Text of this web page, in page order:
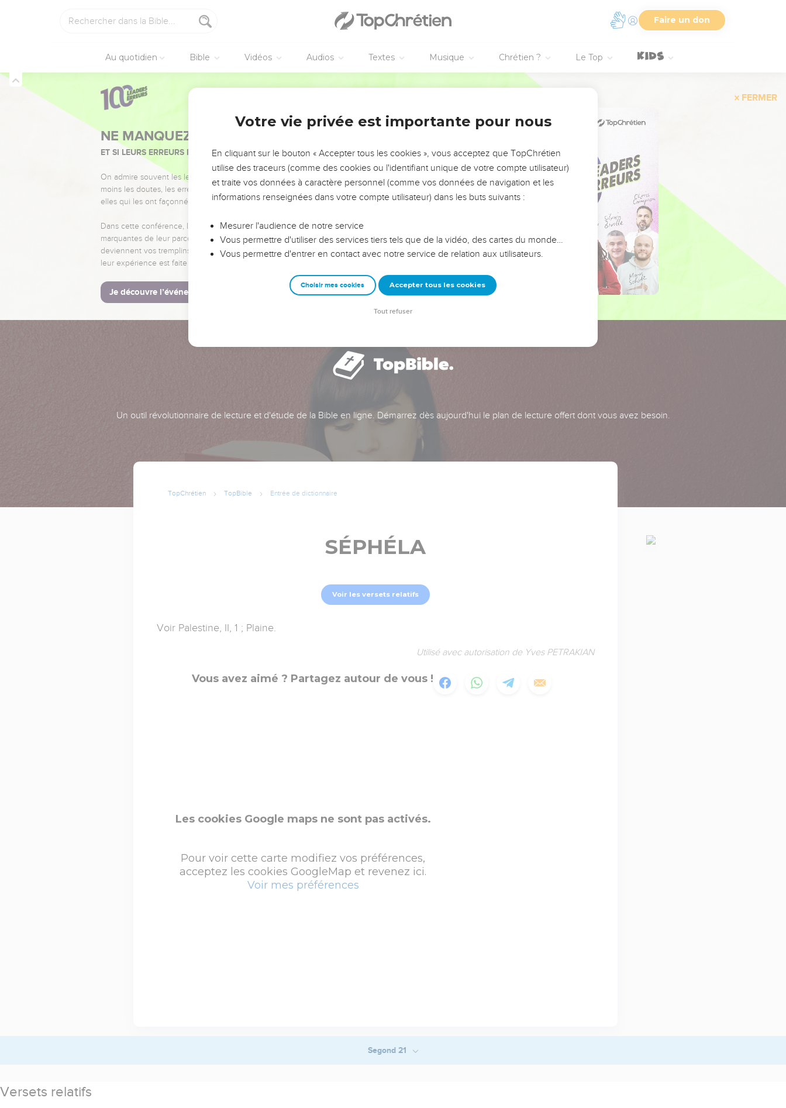
Faire un don
Au quotidien Bible Vidéos Audios Textes Musique Chrétien ? Le Top
FERMER
NE MANQUEZ PAS L’ÉVÉNEMENT DE L’ANNÉE !
ET SI LEURS ERREURS POUVAIENT VOUS ÉVITER LES VOTRES ?
On admire souvent les leaders pour leurs réussites, leur impact, leur foi ou leur vision. Mais on voit
moins les doutes, les erreurs et les saisons difficiles qu'ils ont traversés, alors même que ce sont
elles qui les ont façonnés.
Dans cette conférence, leaders, entrepreneurs, et responsables reviennent sur les erreurs
marquantes de leur parcours et les clés pour avancer avec plus de sagesse afin que leurs erreurs
deviennent vos tremplins. Que vous guidiez un ministère, une équipe, un groupe ou une famille,
leur expérience est faite pour vous.
Je découvre l’événement
Un outil révolutionnaire de lecture et d'étude de la Bible en ligne. Démarrez dès aujourd'hui le plan de lecture offert dont vous avez besoin.
TopChrétien TopBible Entrée de dictionnaire
SÉPHÉLA
Voir les versets relatifs
Voir Palestine, II, 1 ; Plaine.
Utilisé avec autorisation de Yves PETRAKIAN
Vous avez aimé ? Partagez autour de vous !
Les cookies Google maps ne sont pas activés.
Pour voir cette carte modifiez vos préférences,
acceptez les cookies GoogleMap et revenez ici.
Voir mes préférences
Segond 21
Versets relatifs
Votre vie privée est importante pour nous
En cliquant sur le bouton « Accepter tous les cookies », vous acceptez que TopChrétien
utilise des traceurs (comme des cookies ou l'identifiant unique de votre compte utilisateur)
et traite vos données à caractère personnel (comme vos données de navigation et les
informations renseignées dans votre compte utilisateur) dans les buts suivants :
Mesurer l'audience de notre service
Vous permettre d'utiliser des services tiers tels que de la vidéo, des cartes du monde…
Vous permettre d'entrer en contact avec notre service de relation aux utilisateurs.
Choisir mes cookies Accepter tous les cookies
Tout refuser